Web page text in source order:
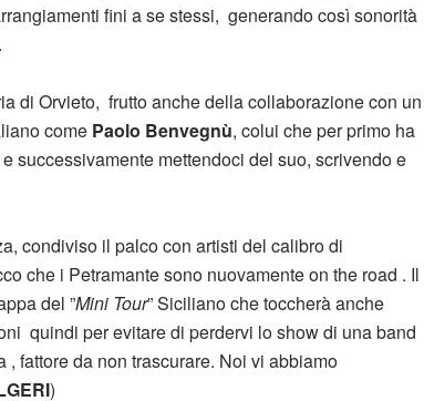
fini a se stessi, generando così sonorità
di Orvieto, frutto anche della collaborazione con un
come Paolo Benvegnù, colui che per primo ha
successivamente mettendoci del suo, scrivendo e
condiviso il palco con artisti del calibro di
che i Petramante sono nuovamente on the road . Il
del ”Mini Tour” Siciliano che toccherà anche
quindi per evitare di perdervi lo show di una band
fattore da non trascurare. Noi vi abbiamo
)